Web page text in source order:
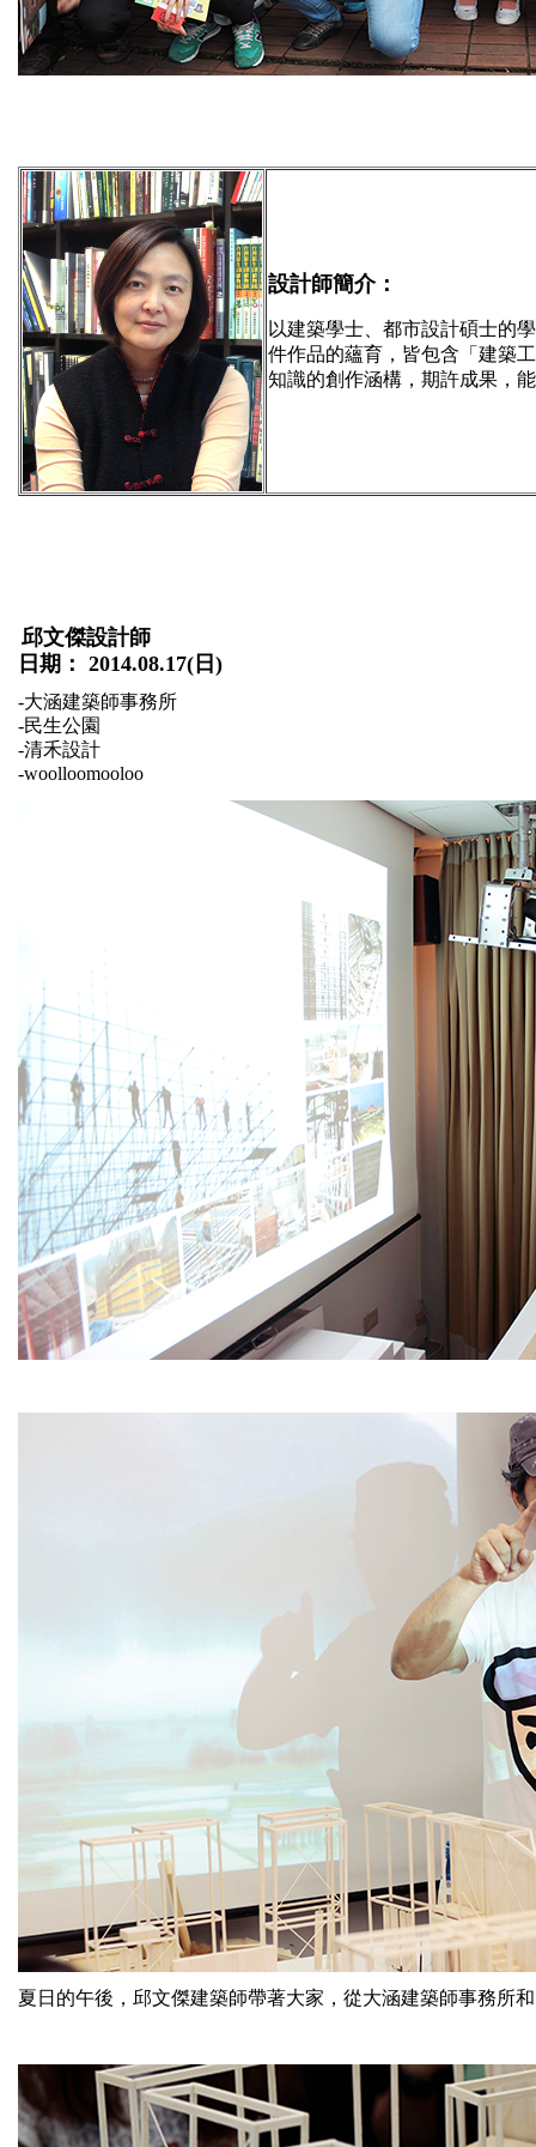
設計師簡介：
以建築學士、都市設計碩士的
件作品的蘊育，皆包含「建築
知識的創作涵構，期許成果，
邱文傑設計師
日期： 2014.08.17(日)
-大涵建築師事務所
-民生公園
-清禾設計
-woolloomooloo
夏日的午後，邱文傑建築師帶著大家，從大涵建築師事務所